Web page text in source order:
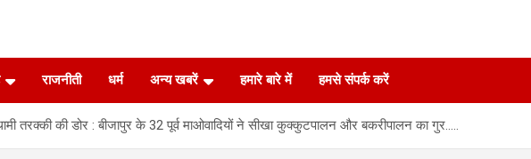
राजनीती धर्म अन्य खबरें हमारे बारे में हमसे संपर्क करें
तरक्की की डोर : बीजापुर के 32 पूर्व माओवादियों ने सीखा कुक्कुटपालन और बकरीपालन का गुर…..